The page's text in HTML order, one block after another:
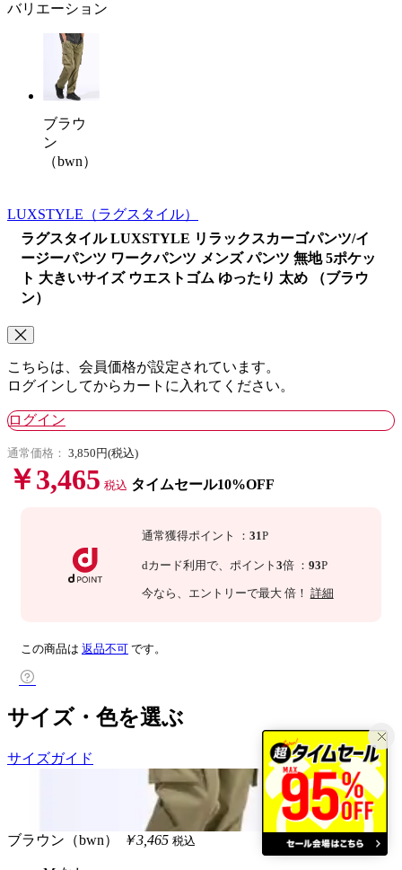
バリエーション
ブラウ
ン
（bwn）
LUXSTYLE （ラグスタイル）
ラグスタイル LUXSTYLE リラックスカーゴパンツ/イ
ージーパンツ ワークパンツ メンズ パンツ 無地 5ポケッ
ト 大きいサイズ ウエストゴム ゆったり 太め （ブラウ
ン）
こちらは、会員価格が設定されています。
ログインしてからカートに入れてください。
ログイン
通常価格： 3,850円(税込)
￥3,465 税込 タイムセール10%OFF
通常獲得ポイント ： 31P
dカード利用で、 ポイント 3倍 ： 93P
今なら 、エントリーで最大 倍！ 詳細
この商品は 返品不可 です。
サイズ・色を選ぶ
サイズガイド
ブラウン（bwn） ￥3,465 税込